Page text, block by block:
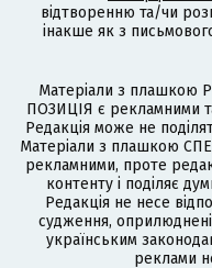
відтворенню та/чи
інакше як з
Матеріали з плашкою
ПОЗИЦІЯ є рекламними
Редакція може не
Матеріали з плашкою
рекламними, проте
контенту і поділяє
Редакція не несе
судження, оприлюднені
українським
реклами